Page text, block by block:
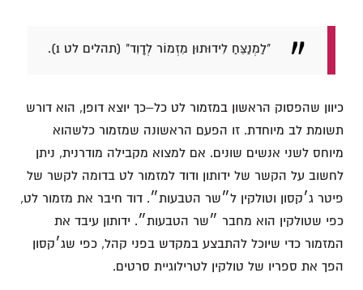
"לַמְנַצֵּחַ לִידוּתוּן מִזְמוֹר לְדָוִד" (תהלים לט 1).
כיוון שהפסוק הראשון במזמור לט כל–כך יוצא דופן, הוא דורש
תשומת לב מיוחדת. זו הפעם הראשונה שמזמור כלשהוא
מיוחס לשני אנשים שונים. אם למצוא מקבילה מודרנית, ניתן
לחשוב על הקשר של ידותון ודוד למזמור לט בדומה לקשר של
פיטר ג׳קסון וטולקין ל״שר הטבעות״. דוד חיבר את מזמור לט,
כפי שטולקין הוא מחבר ״שר הטבעות״. ידותון עיבד את
המזמור כדי שיוכל להתבצע במקדש בפני קהל, כפי שג׳קסון
הפך את ספריו של טולקין לטרילוגיית סרטים.